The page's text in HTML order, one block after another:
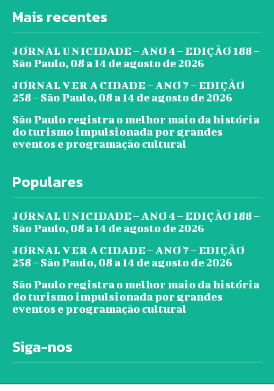
Mais recentes
JORNAL UNICIDADE – ANO 4 – EDIÇÃO 188 –
São Paulo, 08 a 14 de agosto de 2026
JORNAL VER A CIDADE – ANO 7 – EDIÇÃO
258 – São Paulo, 08 a 14 de agosto de 2026
São Paulo registra o melhor maio da história
do turismo impulsionada por grandes
eventos e programação cultural
Populares
JORNAL UNICIDADE – ANO 4 – EDIÇÃO 188 –
São Paulo, 08 a 14 de agosto de 2026
JORNAL VER A CIDADE – ANO 7 – EDIÇÃO
258 – São Paulo, 08 a 14 de agosto de 2026
São Paulo registra o melhor maio da história
do turismo impulsionada por grandes
eventos e programação cultural
Siga-nos